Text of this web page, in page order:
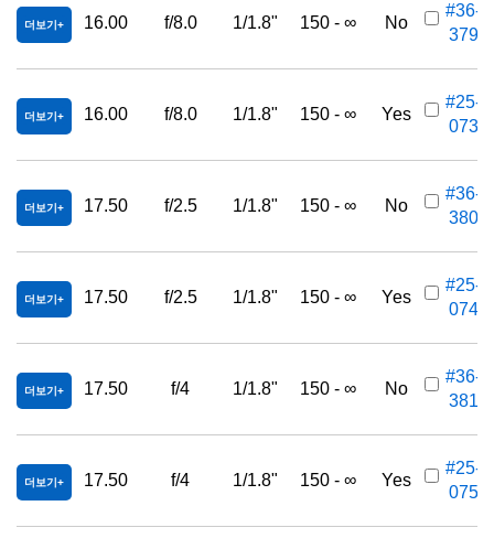
더보기 16.00 f/8.0 1/1.8" 150 - ∞ No
#36-
379
더보기 16.00 f/8.0 1/1.8" 150 - ∞ Yes
#25-
073
더보기 17.50 f/2.5 1/1.8" 150 - ∞ No
#36-
380
더보기 17.50 f/2.5 1/1.8" 150 - ∞ Yes
#25-
074
더보기 17.50 f/4 1/1.8" 150 - ∞ No
#36-
381
더보기 17.50 f/4 1/1.8" 150 - ∞ Yes
#25-
075